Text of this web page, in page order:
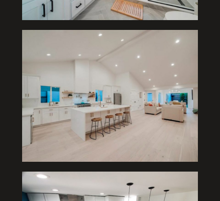
Cocinas
Cocinas